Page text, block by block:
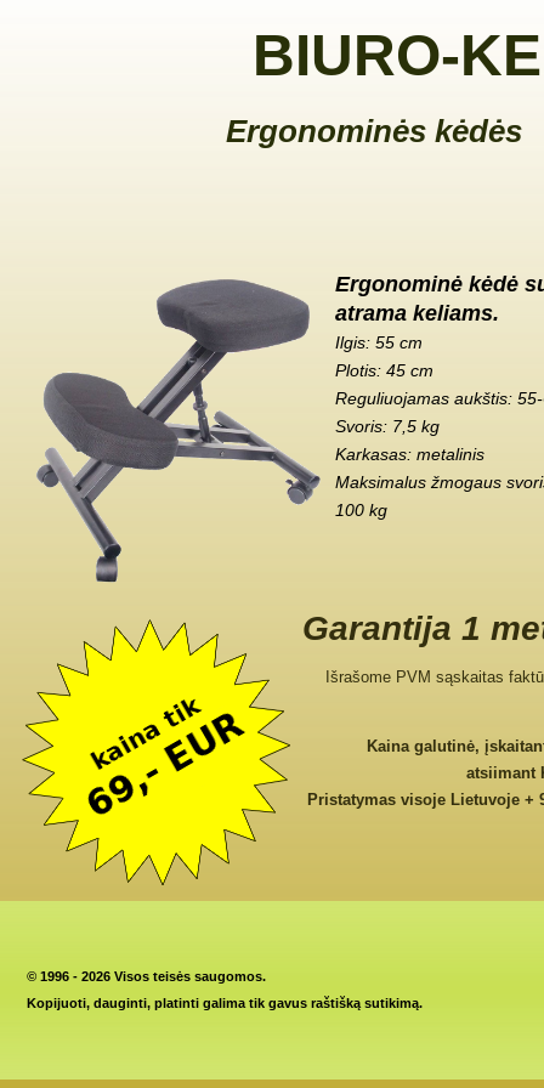
BIURO-
Ergonominės kėdės
Ergonominė kėdė
atrama keliams.
Ilgis: 55 cm
Plotis: 45 cm
Reguliuojamas aukštis:
Svoris: 7,5 kg
Karkasas: metalinis
Maksimalus žmogaus
100 kg
Garantija 1
Išrašome PVM sąskaitas
Kaina galutinė,
atsiimant
Pristatymas visoje Lietuvoje +
© 1996 - 2026 Visos teisės saugomos.
Kopijuoti, dauginti, platinti galima tik gavus raštišką sutikimą.